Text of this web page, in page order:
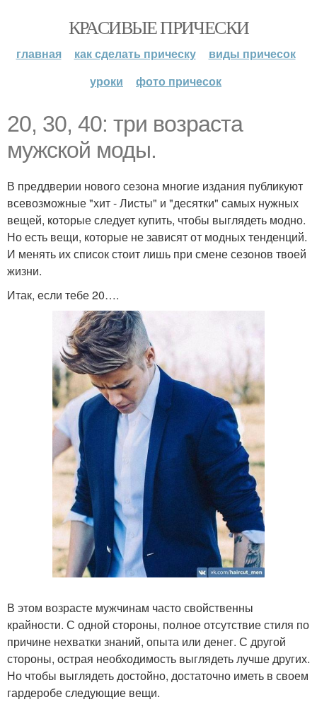
КРАСИВЫЕ ПРИЧЕСКИ
главная как сделать прическу
виды причесок
уроки
фото причесок
20, 30, 40: три возраста
мужской моды.
В преддверии нового сезона многие издания публикуют
всевозможные "хит - Листы" и "десятки" самых нужных
вещей, которые следует купить, чтобы выглядеть модно.
Но есть вещи, которые не зависят от модных тенденций.
И менять их список стоит лишь при смене сезонов твоей
жизни.
Итак, если тебе 20….
В этом возрасте мужчинам часто свойственны
крайности. С одной стороны, полное отсутствие стиля по
причине нехватки знаний, опыта или денег. С другой
стороны, острая необходимость выглядеть лучше других.
Но чтобы выглядеть достойно, достаточно иметь в своем
гардеробе следующие вещи.